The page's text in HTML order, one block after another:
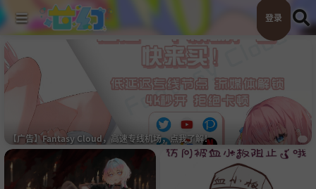
登录
【广告】Fantasy Cloud，高速专线机场，点我了解！